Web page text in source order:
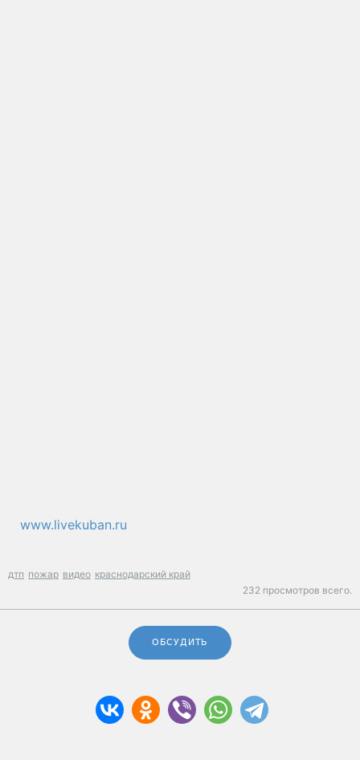
www.livekuban.ru
дтп пожар видео краснодарский край
232 просмотров всего.
ОБСУДИТЬ